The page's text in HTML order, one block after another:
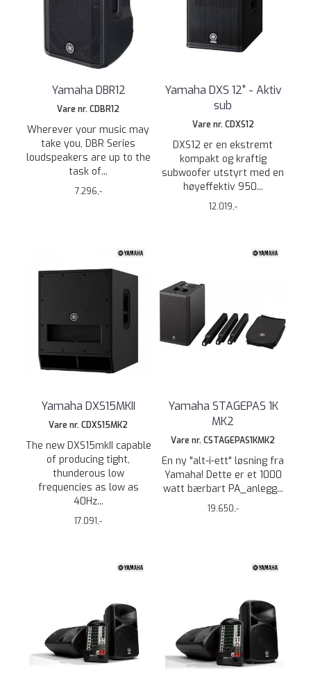
Yamaha DBR12
Vare nr. CDBR12
Wherever your music may
take you, DBR Series
loudspeakers are up to the
task of...
7.296,-
Yamaha DXS 12" - Aktiv
sub
Vare nr. CDXS12
DXS12 er en ekstremt
kompakt og kraftig
subwoofer utstyrt med en
høyeffektiv 950...
12.019,-
Yamaha DXS15MKII
Vare nr. CDXS15MK2
The new DXS15mkII capable
of producing tight,
thunderous low
frequencies as low as
40Hz...
17.091,-
Yamaha STAGEPAS 1K
MK2
Vare nr. CSTAGEPAS1KMK2
En ny "alt-i-ett" løsning fra
Yamaha! Dette er et 1000
watt bærbart PA_anlegg...
19.650,-